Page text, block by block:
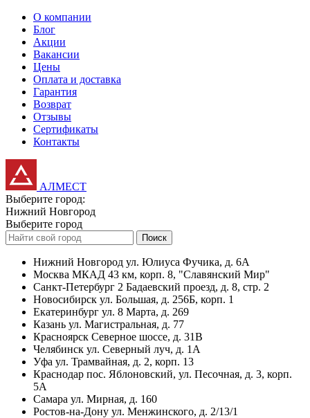
О компании
Блог
Акции
Вакансии
Цены
Оплата и доставка
Гарантия
Возврат
Отзывы
Сертификаты
Контакты
АЛМЕСТ
Выберите город:
Нижний Новгород
Выберите город
Поиск
Нижний Новгород ул. Юлиуса Фучика, д. 6А
Москва МКАД 43 км, корп. 8, "Славянский Мир"
Санкт-Петербург 2 Бадаевский проезд, д. 8, стр. 2
Новосибирск ул. Большая, д. 256Б, корп. 1
Екатеринбург ул. 8 Марта, д. 269
Казань ул. Магистральная, д. 77
Красноярск Северное шоссе, д. 31В
Челябинск ул. Северный луч, д. 1А
Уфа ул. Трамвайная, д. 2, корп. 13
Краснодар пос. Яблоновский, ул. Песочная, д. 3, корп.
5А
Самара ул. Мирная, д. 160
Ростов-на-Дону ул. Менжинского, д. 2/13/1